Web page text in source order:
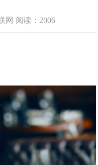
网 阅读：2006